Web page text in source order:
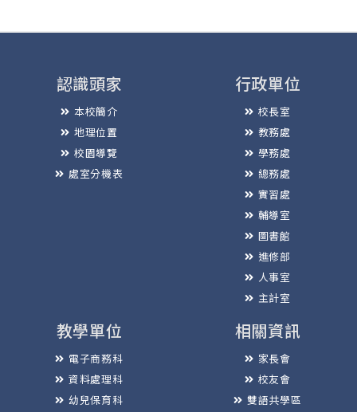
認識頭家
本校簡介
地理位置
校園導覽
處室分機表
行政單位
校長室
教務處
學務處
總務處
實習處
輔導室
圖書館
進修部
人事室
主計室
教學單位
電子商務科
資料處理科
幼兒保育科
相關資訊
家長會
校友會
雙語共學區